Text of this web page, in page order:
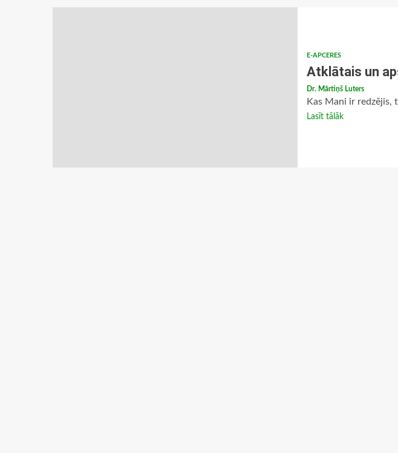
E-APCERES
Atklātais un
Dr. Mārtiņš Luters
Kas Mani ir redzējis,
Lasīt tālāk